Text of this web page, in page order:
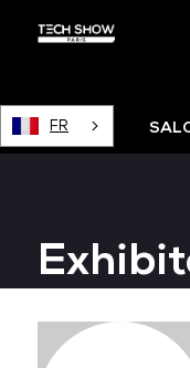
FR
Devops Live
Cloud & Cyber